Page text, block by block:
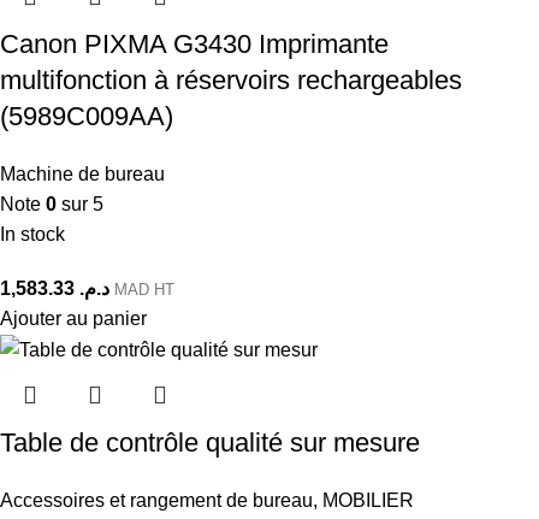
Canon PIXMA G3430 Imprimante
multifonction à réservoirs rechargeables
(5989C009AA)
Machine de bureau
Note 0 sur 5
In stock
د.م. MAD HT
Ajouter au panier
Table de contrôle qualité sur mesure
Accessoires et rangement de bureau, MOBILIER